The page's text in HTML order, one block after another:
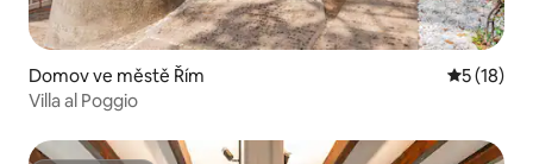
Domov ve městě Řím Průměrné
5 (18)
Villa al Poggio